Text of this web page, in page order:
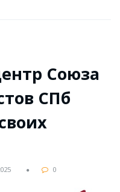
Союза
СПб
0